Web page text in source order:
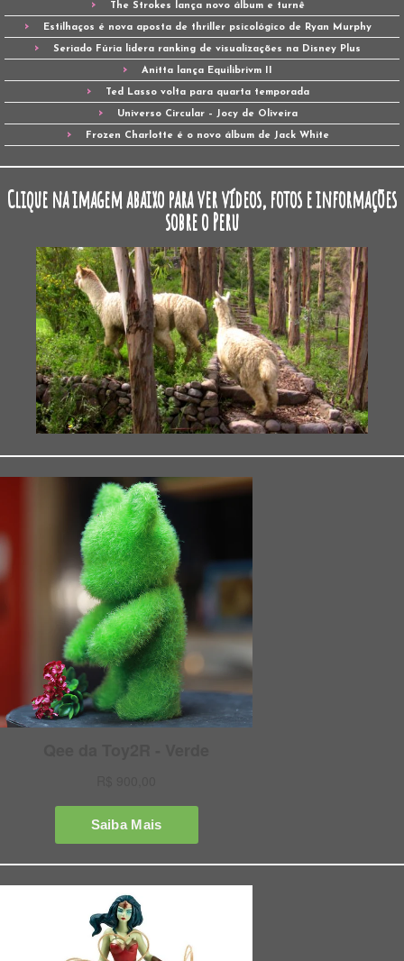
The Strokes lança novo álbum e turnê
Estilhaços é nova aposta de thriller psicológico de Ryan Murphy
Seriado Fúria lidera ranking de visualizações na Disney Plus
Anitta lança Equilibrivm II
Ted Lasso volta para quarta temporada
Universo Circular – Jocy de Oliveira
Frozen Charlotte é o novo álbum de Jack White
Clique na imagem abaixo para ver vídeos, fotos e informações
sobre o Peru